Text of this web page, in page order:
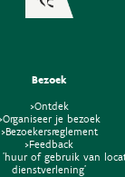
Bezoek
>Ontdek
>Organiseer je bezoek
>Bezoekersreglement
>Feedback
'huur of gebruik van
dienstverlening'